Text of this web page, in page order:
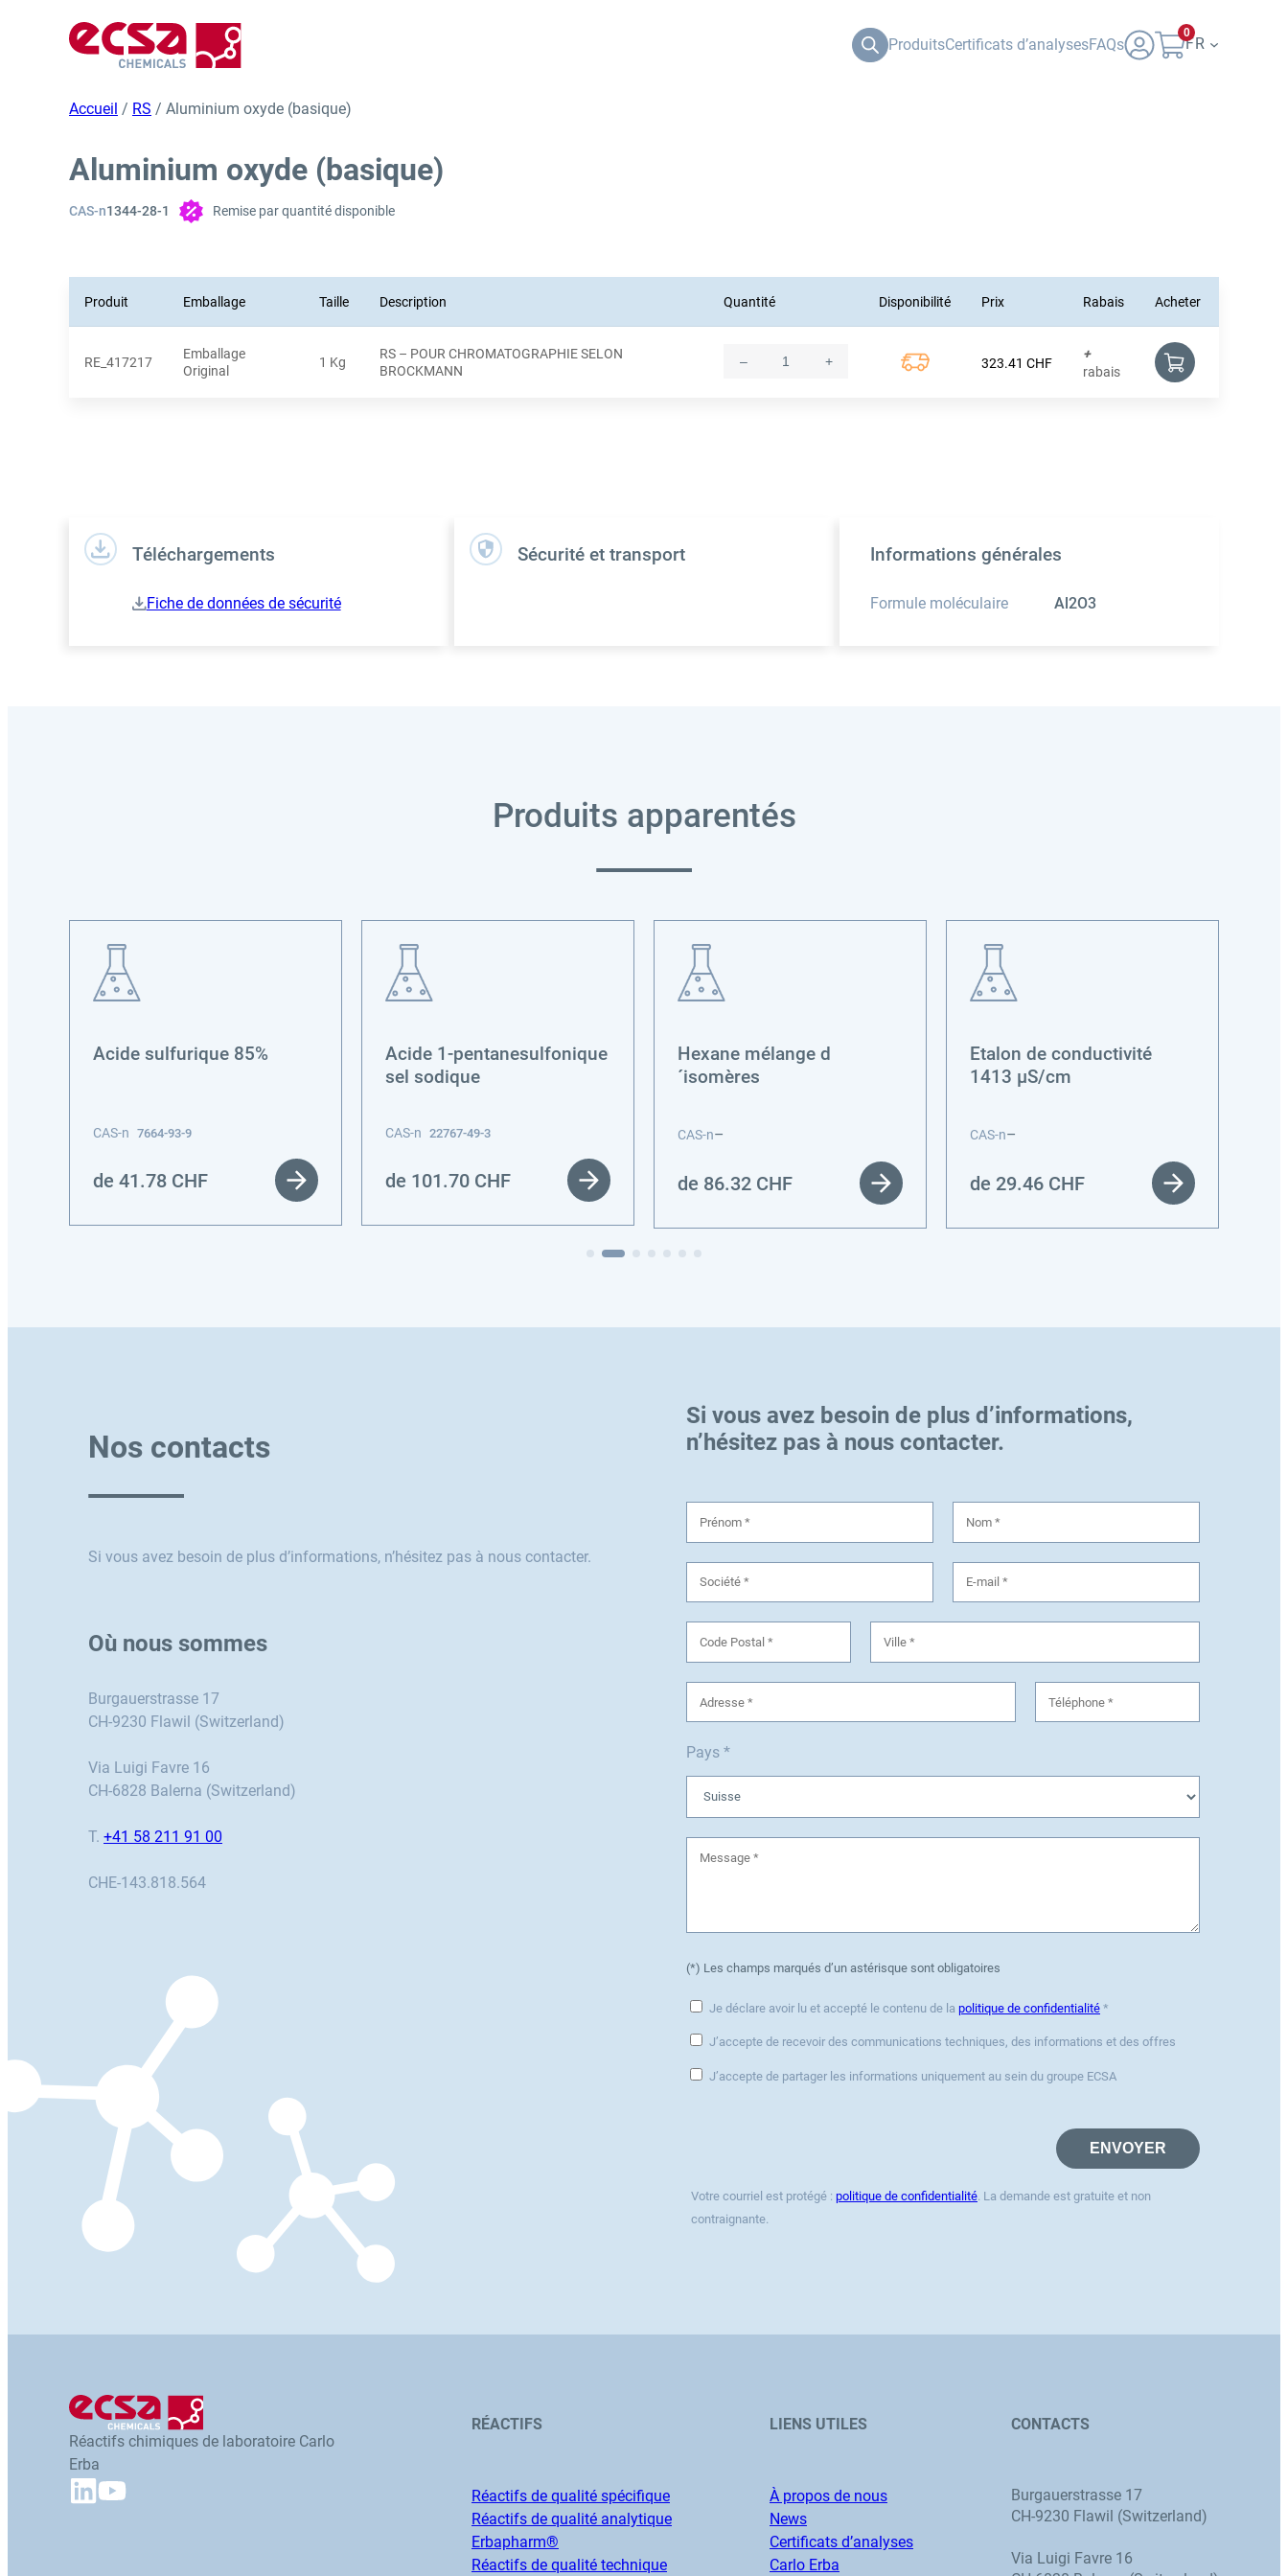
ProduitsCertificats d’analysesFAQs
0
FR
Accueil / RS / Aluminium oxyde (basique)
Aluminium oxyde (basique)
CAS-n1344-28-1 Remise par quantité disponible
Produit Emballage Taille Description Quantité Disponibilité Prix Rabais Acheter
RE_417217
Emballage
Original
1 Kg
RS – POUR CHROMATOGRAPHIE SELON
BROCKMANN
Quantity
– + 323.41 CHF
+
rabais
Téléchargements
Fiche de données de sécurité
Sécurité et transport Informations générales
Formule moléculaire Al2O3
Produits apparentés
Acide sulfurique 85%
CAS-n 7664-93-9
de 41.78 CHF
Acide 1-pentanesulfonique
sel sodique
CAS-n 22767-49-3
de 101.70 CHF
Hexane mélange d
´isomères
CAS-n–
de 86.32 CHF
Etalon de conductivité
1413 µS/cm
CAS-n–
de 29.46 CHF
Nos contacts
Si vous avez besoin de plus d’informations, n’hésitez pas à nous contacter.
Où nous sommes
Burgauerstrasse 17
CH-9230 Flawil (Switzerland)
Via Luigi Favre 16
CH-6828 Balerna (Switzerland)
T. +41 58 211 91 00
CHE-143.818.564
Si vous avez besoin de plus d’informations,
n’hésitez pas à nous contacter.
Pays *
(*) Les champs marqués d’un astérisque sont obligatoires
Je déclare avoir lu et accepté le contenu de la politique de confidentialité *
J’accepte de recevoir des communications techniques, des informations et des offres
J’accepte de partager les informations uniquement au sein du groupe ECSA
Votre courriel est protégé : politique de confidentialité . La demande est gratuite et non
contraignante.
Réactifs chimiques de laboratoire Carlo
Erba
RÉACTIFS
Réactifs de qualité spécifique
Réactifs de qualité analytique
Erbapharm®
Réactifs de qualité technique
LIENS UTILES
À propos de nous
News
Certificats d’analyses
Carlo Erba
CONTACTS
Burgauerstrasse 17
CH-9230 Flawil (Switzerland)
Via Luigi Favre 16